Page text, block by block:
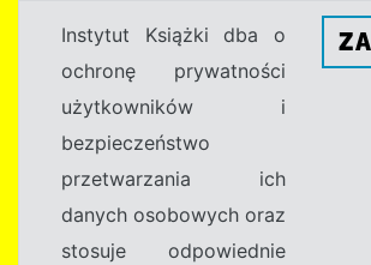
Instytut Książki dba o
ochronę prywatności
użytkowników i
bezpieczeństwo
przetwarzania ich
danych osobowych oraz
stosuje odpowiednie